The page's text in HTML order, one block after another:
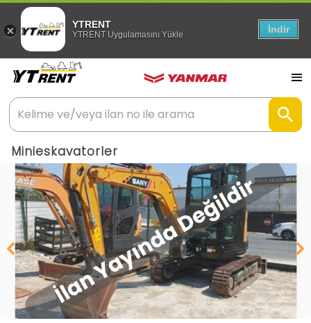
YTRENT
YTRENT Uygulamasını Yükle İndir
Minieskavatorler